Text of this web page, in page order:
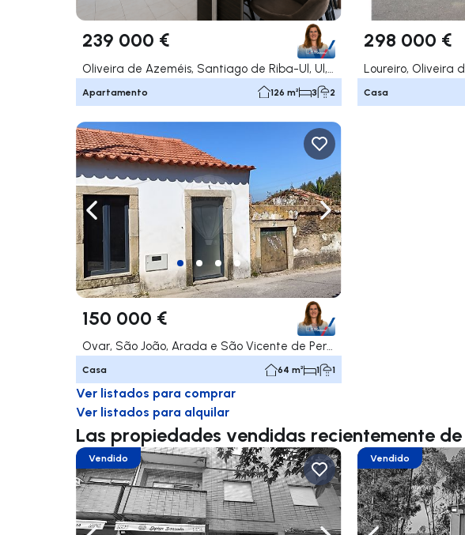
239 000 €
Apartamento 126 m² 3 2
298 000 €
Loureiro, Oliveira
Casa
Navega a la izquierda Navegar a la derecha
150 000 €
Ovar, São João, Arada e São Vicente de Pereira Jusã, Ovar
Casa 64 m² 1 1
Ver listados para comprar
Ver listados para alquilar
Las propiedades vendidas recientemente
Vendido Vendido